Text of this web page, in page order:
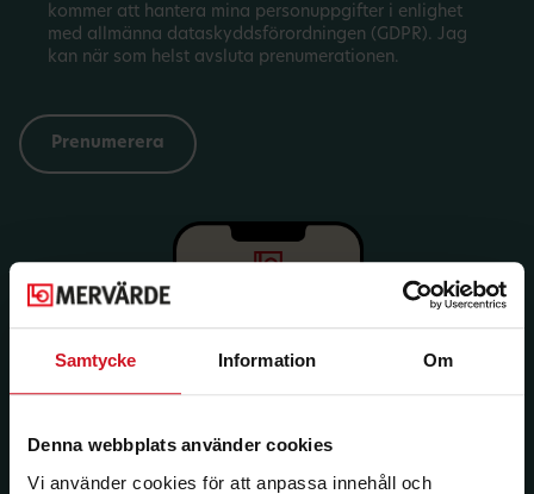
Samtycke Information Om
Denna webbplats använder cookies
Vi använder cookies för att anpassa innehåll och
kommer att hantera mina personuppgifter i enlighet
med allmänna dataskyddsförordningen (GDPR). Jag
kan när som helst avsluta prenumerationen.